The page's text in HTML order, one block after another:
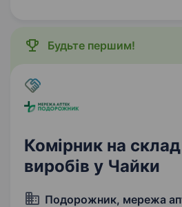
знання…Будьте першим!
Комірник на
виробів у Чайки
Подорожник, мережа